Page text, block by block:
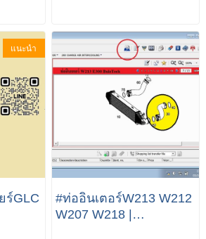
แนะนำ
ร์GLC
#ท่ออินเตอร์W213 W212
W207 W218 |